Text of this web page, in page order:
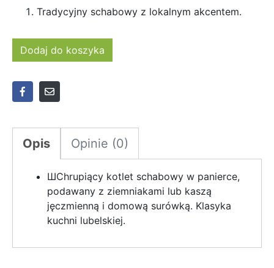
Tradycyjny schabowy z lokalnym akcentem.
Dodaj do koszyka
Opis Opinie (0)
ШChrupiący kotlet schabowy w panierce,
podawany z ziemniakami lub kaszą
jęczmienną i domową surówką. Klasyka
kuchni lubelskiej.